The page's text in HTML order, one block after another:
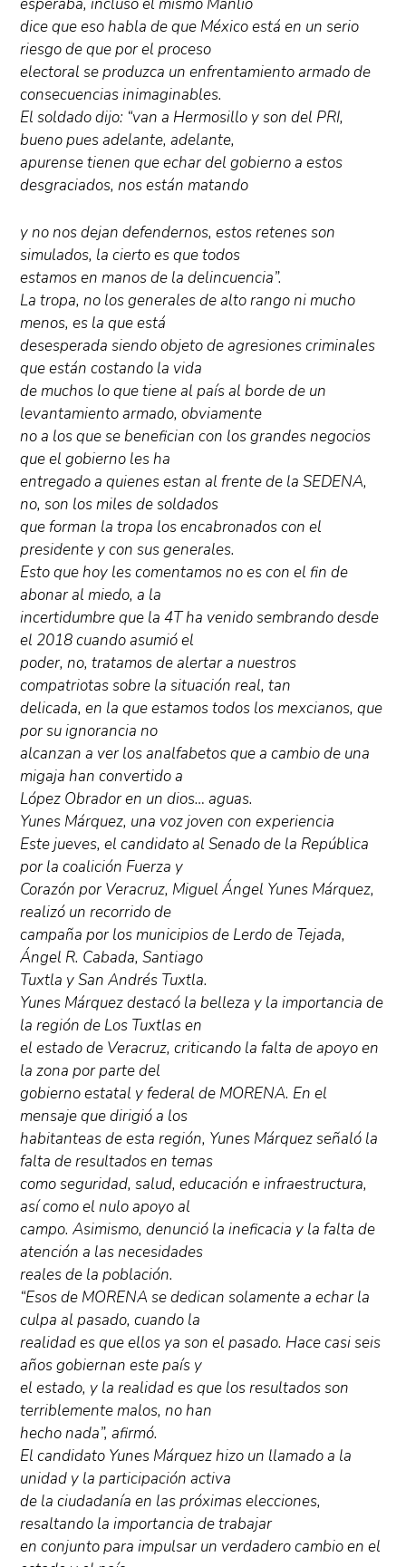
esperaba, incluso él mismo Manlio
dice que eso habla de que México está en un serio
riesgo de que por el proceso
electoral se produzca un enfrentamiento armado de
consecuencias inimaginables.
El soldado dijo: “van a Hermosillo y son del PRI,
bueno pues adelante, adelante,
apurense tienen que echar del gobierno a estos
desgraciados, nos están matando
y no nos dejan defendernos, estos retenes son
simulados, la cierto es que todos
estamos en manos de la delincuencia”.
La tropa, no los generales de alto rango ni mucho
menos, es la que está
desesperada siendo objeto de agresiones criminales
que están costando la vida
de muchos lo que tiene al país al borde de un
levantamiento armado, obviamente
no a los que se benefician con los grandes negocios
que el gobierno les ha
entregado a quienes estan al frente de la SEDENA,
no, son los miles de soldados
que forman la tropa los encabronados con el
presidente y con sus generales.
Esto que hoy les comentamos no es con el fin de
abonar al miedo, a la
incertidumbre que la 4T ha venido sembrando desde
el 2018 cuando asumió el
poder, no, tratamos de alertar a nuestros
compatriotas sobre la situación real, tan
delicada, en la que estamos todos los mexcianos, que
por su ignorancia no
alcanzan a ver los analfabetos que a cambio de una
migaja han convertido a
López Obrador en un dios… aguas.
Yunes Márquez, una voz joven con experiencia
Este jueves, el candidato al Senado de la República
por la coalición Fuerza y
Corazón por Veracruz, Miguel Ángel Yunes Márquez,
realizó un recorrido de
campaña por los municipios de Lerdo de Tejada,
Ángel R. Cabada, Santiago
Tuxtla y San Andrés Tuxtla.
Yunes Márquez destacó la belleza y la importancia de
la región de Los Tuxtlas en
el estado de Veracruz, criticando la falta de apoyo en
la zona por parte del
gobierno estatal y federal de MORENA. En el
mensaje que dirigió a los
habitanteas de esta región, Yunes Márquez señaló la
falta de resultados en temas
como seguridad, salud, educación e infraestructura,
así como el nulo apoyo al
campo. Asimismo, denunció la ineficacia y la falta de
atención a las necesidades
reales de la población.
“Esos de MORENA se dedican solamente a echar la
culpa al pasado, cuando la
realidad es que ellos ya son el pasado. Hace casi seis
años gobiernan este país y
el estado, y la realidad es que los resultados son
terriblemente malos, no han
hecho nada”, afirmó.
El candidato Yunes Márquez hizo un llamado a la
unidad y la participación activa
de la ciudadanía en las próximas elecciones,
resaltando la importancia de trabajar
en conjunto para impulsar un verdadero cambio en el